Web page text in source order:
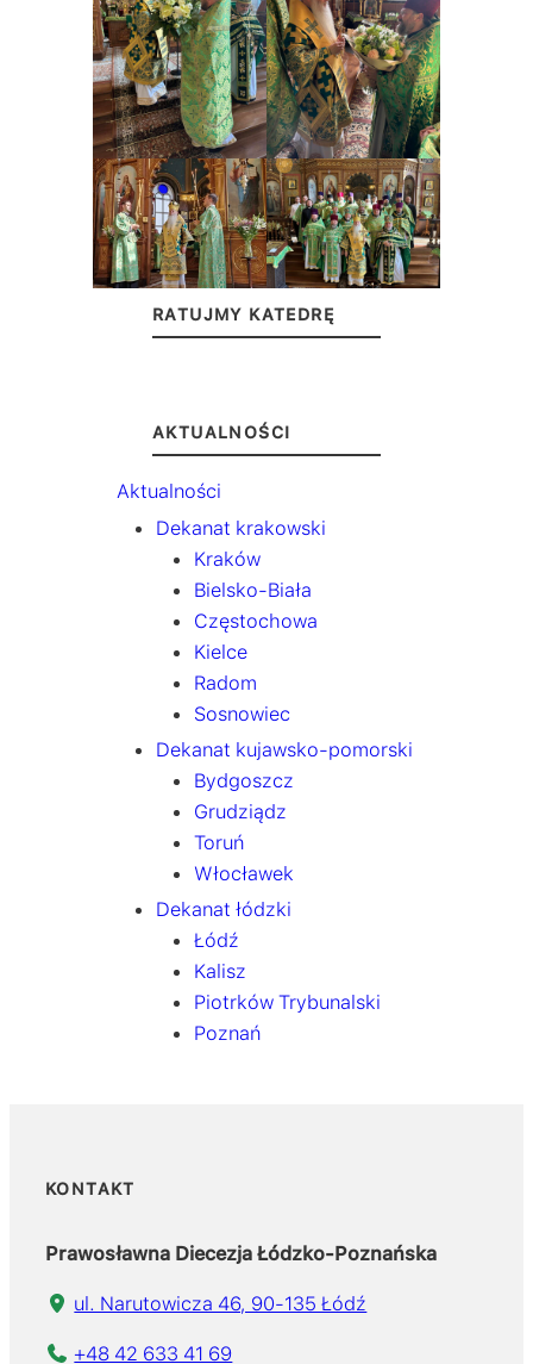
RATUJMY KATEDRĘ
AKTUALNOŚCI
Aktualności
Dekanat krakowski
Kraków
Bielsko-Biała
Częstochowa
Kielce
Radom
Sosnowiec
Dekanat kujawsko-pomorski
Bydgoszcz
Grudziądz
Toruń
Włocławek
Dekanat łódzki
Łódź
Kalisz
Piotrków Trybunalski
Poznań
KONTAKT
Prawosławna Diecezja Łódzko-Poznańska
ul. Narutowicza 46, 90-135 Łódź
+48 42 633 41 69